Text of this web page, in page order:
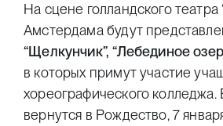
На сцене голландского театра
Амстердама будут
“Щелкунчик”, “Лебединое
в которых примут участие
хореографического
вернутся в Рождество, 7